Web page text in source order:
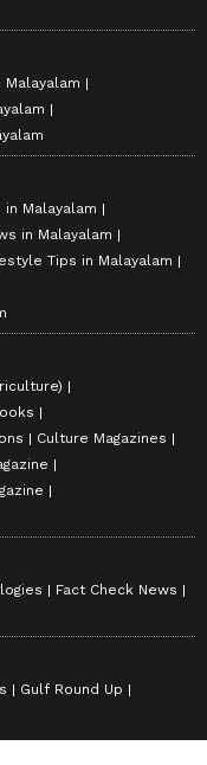
Malayalam
in Malayalam
Tips in Malayalam
Culture Magazines
Fact Check News
Gulf Round Up